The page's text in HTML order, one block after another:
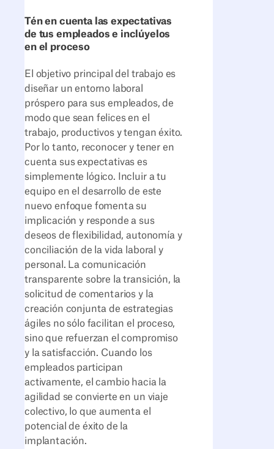
Tén en cuenta las expectativas
de tus empleados e inclúyelos
en el proceso
El objetivo principal del trabajo es
diseñar un entorno laboral
próspero para sus empleados, de
modo que sean felices en el
trabajo, productivos y tengan éxito.
Por lo tanto, reconocer y tener en
cuenta sus expectativas es
simplemente lógico. Incluir a tu
equipo en el desarrollo de este
nuevo enfoque fomenta su
implicación y responde a sus
deseos de flexibilidad, autonomía y
conciliación de la vida laboral y
personal. La comunicación
transparente sobre la transición, la
solicitud de comentarios y la
creación conjunta de estrategias
ágiles no sólo facilitan el proceso,
sino que refuerzan el compromiso
y la satisfacción. Cuando los
empleados participan
activamente, el cambio hacia la
agilidad se convierte en un viaje
colectivo, lo que aumenta el
potencial de éxito de la
implantación.